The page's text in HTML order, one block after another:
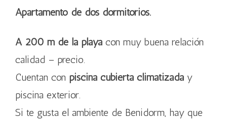
Apartamento de dos dormitorios.
A 200 m de la playa con muy buena relación
calidad – precio.
Cuentan con piscina cubierta climatizada y
piscina exterior.
Si te gusta el ambiente de Benidorm, hay que